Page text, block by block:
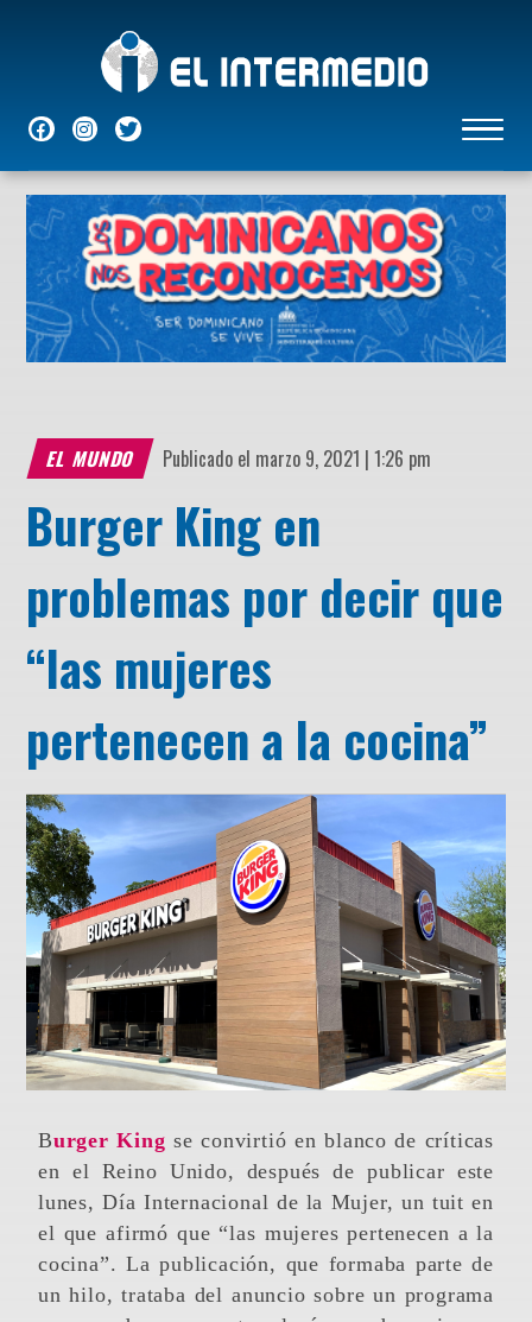
NACIONALES INTERNACIONALESECONÓMICASDEPORTES ENTRETENIMIENTO
EL MUNDO Publicado el marzo 9, 2021 | 1:26 pm
Burger King en
problemas por decir que
“las mujeres
pertenecen a la cocina”
Burger Kingse convirtió en blanco de críticas
en el Reino Unido, después de publicar este
lunes, Día Internacional de la Mujer, un tuit en
el que afirmó que “las mujeres pertenecen a la
cocina”. La publicación, que formaba parte de
un hilo, trataba del anuncio sobre un programa